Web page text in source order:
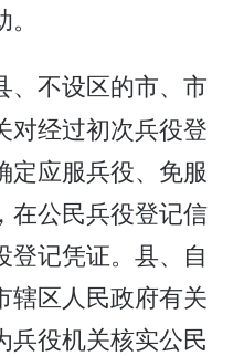
不设区的市、市
对经过初次兵役登
定应服兵役、免服
在公民兵役登记信
登记凭证。县、自
辖区人民政府有关
兵役机关核实公民